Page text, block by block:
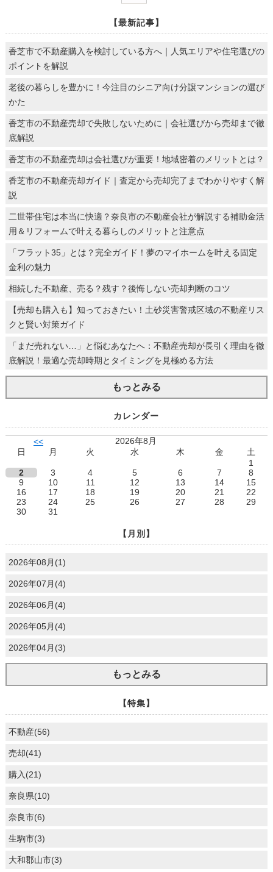
【最新記事】
香芝市で不動産購入を検討している方へ｜人気エリアや住宅選びの
ポイントを解説
老後の暮らしを豊かに！今注目のシニア向け分譲マンションの選び
かた
香芝市の不動産売却で失敗しないために｜会社選びから売却まで徹
底解説
香芝市の不動産売却は会社選びが重要！地域密着のメリットとは？
香芝市の不動産売却ガイド｜査定から売却完了までわかりやすく解
説
二世帯住宅は本当に快適？奈良市の不動産会社が解説する補助金活
用＆リフォームで叶える暮らしのメリットと注意点
「フラット35」とは？完全ガイド！夢のマイホームを叶える固定
金利の魅力
相続した不動産、売る？残す？後悔しない売却判断のコツ
【売却も購入も】知っておきたい！土砂災害警戒区域の不動産リス
クと賢い対策ガイド
「まだ売れない…」と悩むあなたへ：不動産売却が長引く理由を徹
底解説！最適な売却時期とタイミングを見極める方法
もっとみる
カレンダー
<<
2026年8月
日
月 火 水 木 金
土
1
2
3 4 5 6 7
8
9
10 11 12 13 14
15
16
17 18 19 20 21
22
23
24 25 26 27 28
29
30
31
【月別】
2026年08月(1)
2026年07月(4)
2026年06月(4)
2026年05月(4)
2026年04月(3)
もっとみる
【特集】
不動産(56)
売却(41)
購入(21)
奈良県(10)
奈良市(6)
生駒市(3)
大和郡山市(3)